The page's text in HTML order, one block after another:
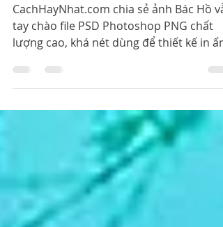
Ảnh Bác Hồ Vẫy Tay Chào
File PSD Photoshop PNG
CachHayNhat.com chia sẻ ảnh Bác Hồ
tay chào file PSD Photoshop PNG chất
Chủ tịch Hồ Chí Minh